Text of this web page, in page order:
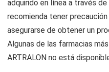
adquirido en línea a través
recomienda tener
asegurarse de obtener un
Algunas de las farmacias
ARTRALON no está